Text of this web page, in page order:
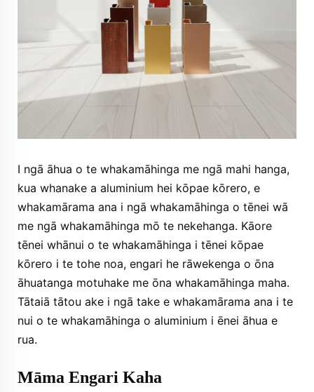
I ngā āhua o te whakamāhinga me ngā mahi hanga,
kua whanake a aluminium hei kōpae kōrero, e
whakamārama ana i ngā whakamāhinga o tēnei wā
me ngā whakamāhinga mō te nekehanga. Kāore
tēnei whānui o te whakamāhinga i tēnei kōpae
kōrero i te tohe noa, engari he rāwekenga o ōna
āhuatanga motuhake me ōna whakamāhinga maha.
Tātaiā tātou ake i ngā take e whakamārama ana i te
nui o te whakamāhinga o aluminium i ēnei āhua e
rua.
Māma Engari Kaha